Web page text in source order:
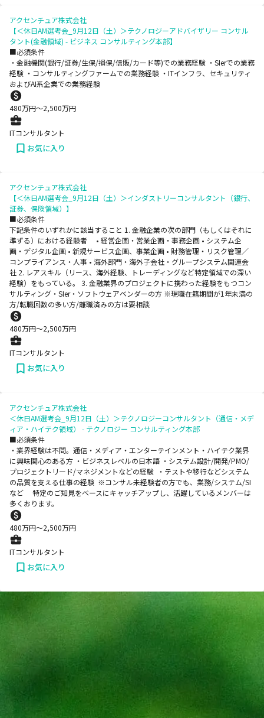
アクセンチュア株式会社
【＜休日AM選考会_9月12日（土）＞テクノロジーアドバイザリー コンサル
タント(金融領域) - ビジネス コンサルティング本部】
■必須条件
・金融機関(銀行/証券/生保/損保/信販/カード等)での業務経験 ・SIerでの業務
経験 ・コンサルティングファームでの業務経験 ・ITインフラ、セキュリティ
およびAI系企業での業務経験
480万円〜2,500万円
ITコンサルタント
お気に入り
アクセンチュア株式会社
【＜休日AM選考会_9月12日（土）＞インダストリーコンサルタント（銀行、
証券、保険領域）】
■必須条件
下記条件のいずれかに該当すること 1. 金融企業の次の部門（もしくはそれに
準ずる）における経験者 • 経営企画・営業企画・事務企画 • システム企
画・デジタル企画 • 新規サービス企画、事業企画 • 財務管理・リスク管理／
コンプライアンス・人事 • 海外部門・海外子会社・グループシステム関連会
社 2. レアスキル（リース、海外経験、トレーディングなど特定領域での深い
経験）をもっている。 3. 金融業界のプロジェクトに携わった経験をもつコン
サルティング・SIer・ソフトウェアベンダーの方 ※現職在籍期間が1年未満の
方/転職回数の多い方/離職済みの方は要相談
480万円〜2,500万円
ITコンサルタント
お気に入り
アクセンチュア株式会社
＜休日AM選考会_9月12日（土）＞テクノロジーコンサルタント（通信・メデ
ィア・ハイテク領域） - テクノロジー コンサルティング本部
■必須条件
・業界経験は不問。通信・メディア・エンターテインメント・ハイテク業界
に興味関心のある方 ・ビジネスレベルの日本語 ・システム設計/開発/PMO/
プロジェクトリード/マネジメントなどの経験 ・テストや移行などシステム
の品質を支える仕事の経験 ※コンサル未経験者の方でも、業務/システム/SI
など 特定のご知見をベースにキャッチアップし、活躍しているメンバーは
多くおります。
480万円〜2,500万円
ITコンサルタント
お気に入り